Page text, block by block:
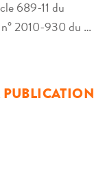
de
de
689-11 du
n° 2010-930 du 9
[des crimes
la requête […]